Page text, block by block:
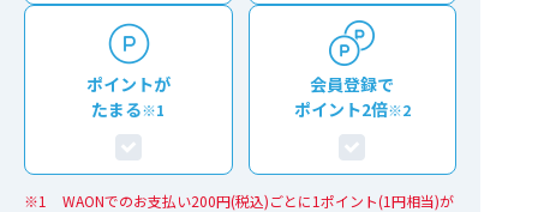
ポイントが
たまる※1
会員登録で
ポイント2倍※2
WAONでのお支払い200円(税込)ごとに1ポイント(1円相当)が